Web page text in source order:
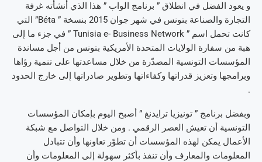
و يعود الفضل في انطلاق ” برنامج الواب ” هذا الذي أنشأته غرفة
التجارة والصناعة بتونس في شهر جوان 2015 بنسخة ” Béta” التي
كانت تحمل اسم ” Tunisia e- Business Network ” في جزء ما إلى
هبة من سفارة الولايات المتحدة الأمريكية بتونس من أجل مساندة
المؤسسات التونسية المصدّرة من خلال مساعدتها على تنمية رؤاها
وبرامجها وتعزيز قدراتها وكفاءاتها وتطوير صادراتها إلى خارج الحدود
.
وبفضل برنامج ” تونيزيا ترايدنغ ” أصبح اليوم بإمكان المؤسسات
التونسية أن تعيش العصر الرقمي . ومن خلال التواصل مع شبكة
الأعمال يمكن لهذه المؤسسات أن تطوّر تعاونها وأن تتبادل
المعلومات والمعارف وأن تنفذ بأكثر سهولة إلى المعلومات وأن